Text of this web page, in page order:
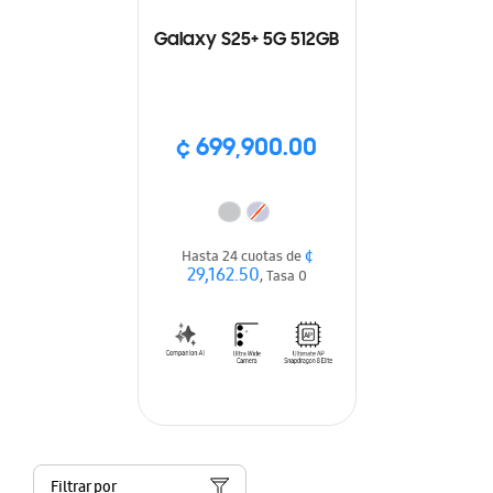
Galaxy S25+ 5G 512GB
¢ 699,900.00
Hasta 24 cuotas de¢
29,162.50, Tasa 0